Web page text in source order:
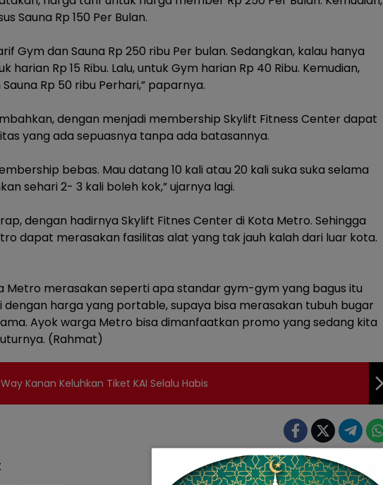
Sauna Rp 150 Per Bulan.
Gym dan Sauna Rp 250 ribu Per bulan. Sedangkan, kalau hanya
harian Rp 15 Ribu. Lalu, untuk Gym harian Rp 40 Ribu. Kemudian,
Rp 50 ribu Perhari,” paparnya.
dengan menjadi membership Skylift Fitness Center dapat
yang ada sepuasnya tanpa ada batasannya.
bebas. Mau datang 10 kali atau 20 kali suka suka selama
sehari 2- 3 kali boleh kok,” ujarnya lagi.
dengan hadirnya Skylift Fitnes Center di Kota Metro. Sehingga
dapat merasakan fasilitas alat yang tak jauh kalah dari luar kota.
Metro merasakan seperti apa standar gym-gym yang bagus itu
dengan harga yang portable, supaya bisa merasakan tubuh bugar
Ayok warga Metro bisa dimanfaatkan promo yang sedang kita
(Rahmat)
Kanan Keluhkan Tiket KAI Selalu Habis